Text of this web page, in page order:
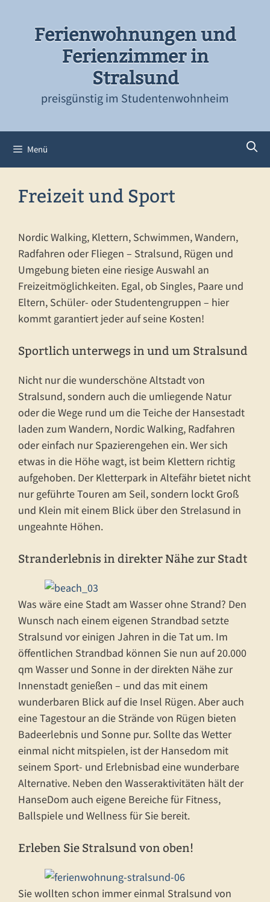
springenFerienwohnungen und
Ferienzimmer in
Stralsund
preisgünstig im Studentenwohnheim
Menü
Freizeit und Sport
Nordic Walking, Klettern, Schwimmen, Wandern,
Radfahren oder Fliegen – Stralsund, Rügen und
Umgebung bieten eine riesige Auswahl an
Freizeitmöglichkeiten. Egal, ob Singles, Paare und
Eltern, Schüler- oder Studentengruppen – hier
kommt garantiert jeder auf seine Kosten!
Sportlich unterwegs in und um Stralsund
Nicht nur die wunderschöne Altstadt von
Stralsund, sondern auch die umliegende Natur
oder die Wege rund um die Teiche der Hansestadt
laden zum Wandern, Nordic Walking, Radfahren
oder einfach nur Spazierengehen ein. Wer sich
etwas in die Höhe wagt, ist beim Klettern richtig
aufgehoben. Der Kletterpark in Altefähr bietet nicht
nur geführte Touren am Seil, sondern lockt Groß
und Klein mit einem Blick über den Strelasund in
ungeahnte Höhen.
Stranderlebnis in direkter Nähe zur Stadt
Was wäre eine Stadt am Wasser ohne Strand? Den
Wunsch nach einem eigenen Strandbad setzte
Stralsund vor einigen Jahren in die Tat um. Im
öffentlichen Strandbad können Sie nun auf 20.000
qm Wasser und Sonne in der direkten Nähe zur
Innenstadt genießen – und das mit einem
wunderbaren Blick auf die Insel Rügen. Aber auch
eine Tagestour an die Strände von Rügen bieten
Badeerlebnis und Sonne pur. Sollte das Wetter
einmal nicht mitspielen, ist der Hansedom mit
seinem Sport- und Erlebnisbad eine wunderbare
Alternative. Neben den Wasseraktivitäten hält der
HanseDom auch eigene Bereiche für Fitness,
Ballspiele und Wellness für Sie bereit.
Erleben Sie Stralsund von oben!
Sie wollten schon immer einmal Stralsund von